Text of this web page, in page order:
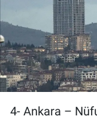
4- Ankara –